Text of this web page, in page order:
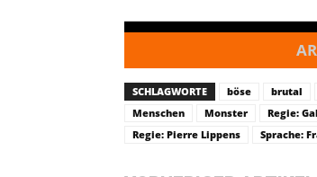
SCHLAGWORTE böse brutal
Menschen
Monster Regie:
Regie: Pierre Lippens
Sprache: